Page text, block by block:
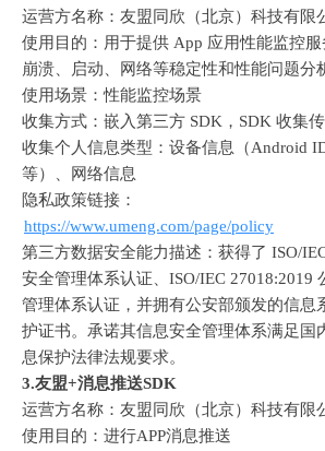
运营方名称：友盟同欣（北京）科技有限
使用目的：用于提供 App 应用性能监控
崩溃、启动、网络等稳定性和性能问题分
使用场景：性能监控场景
收集方式：嵌入第三方 SDK ， SDK 收集
收集个人信息类型：设备信息（Android
等）、网络信息
隐私政策链接：
https://www.umeng.com/page/policy
第三方数据安全能力描述：获得了 ISO/
安全管理体系认证、 ISO/IEC 27018:2019
管理体系认证，并拥有公安部颁发的信息
护证书。承诺其信息安全管理体系满足国
息保护法律法规要求。
3.友盟+消息推送SDK
运营方名称：友盟同欣（北京）科技有限
使用目的：进行APP消息推送